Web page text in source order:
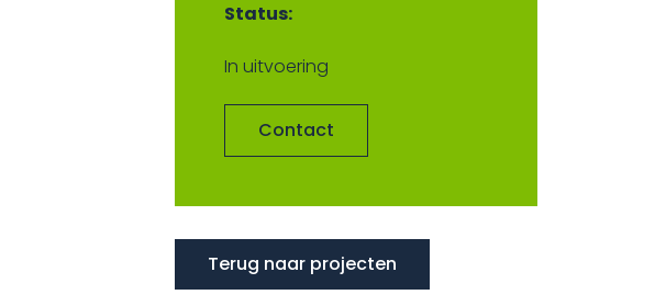
Status:
In uitvoering
Contact
Terug naar projecten